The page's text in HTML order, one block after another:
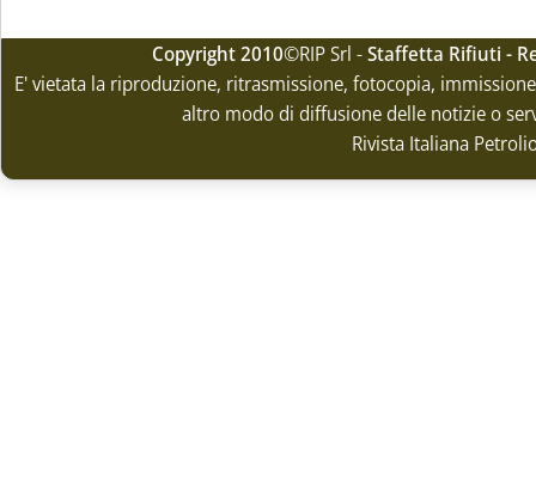
Copyright 2010©RIP Srl -Staffetta Rifiuti -
E' vietata la riproduzione, ritrasmissione, fotocopia,
altro modo di diffusione delle notizie o
Rivista Italiana